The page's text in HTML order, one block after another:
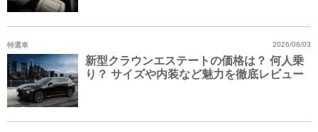
特選車
新型クラウンエステートの価格は？ 何人乗
り？ サイズや内装など魅力を徹底レビュー
2026/08/03